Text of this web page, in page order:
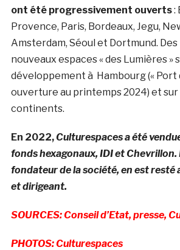
ont été progressivement ouverts:
Provence, Paris, Bordeaux, Jegu,
Amsterdam, Séoul et Dortmund.
nouveaux espaces « des Lumières »
développement à Hambourg (« Port
ouverture au printemps 2024) et sur
continents.
En 2022, Culturespaces a été
fonds hexagonaux, IDI et
fondateur de la société, en est resté
et dirigeant.
SOURCES: Conseil d’Etat, presse,
PHOTOS: Culturespaces